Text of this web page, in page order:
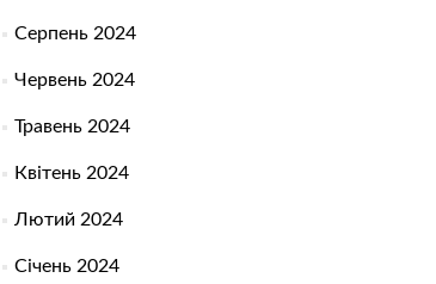
Серпень 2024
Червень 2024
Травень 2024
Квітень 2024
Лютий 2024
Січень 2024